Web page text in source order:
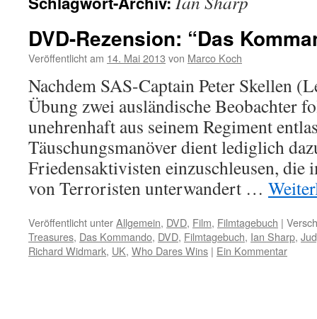
DVD-Rezension: “Das
Veröffentlicht am 14. Mai 2013 von Marco Koch
Nachdem SAS-Captain Peter Skellen
Übung zwei ausländische Beobachter
unehrenhaft aus seinem Regiment
Täuschungsmanöver dient lediglich
Friedensaktivisten einzuschleusen, die
von Terroristen unterwandert …
Veröffentlicht unterAllgemein, DVD, Film, Filmtagebuch |
Treasures, Das Kommando, DVD, Filmtagebuch, Ian Sharp,
Richard Widmark, UK, Who Dares Wins | Ein Kommentar